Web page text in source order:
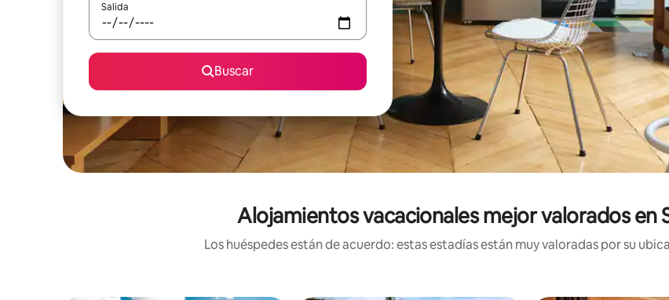
Salida
Buscar
Alojamientos vacacionales mejor valorados en
Los huéspedes están de acuerdo: estas estadías están muy valoradas por su